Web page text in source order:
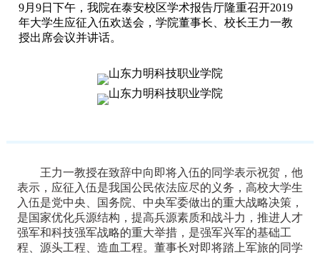
9月9日下午，我院在泰安校区学术报告厅隆重召开2019
年大学生应征入伍欢送会，学院董事长、校长王力一教
授出席会议并讲话。
王力一教授在致辞中向即将入伍的同学表示祝贺，他
表示，应征入伍是我国公民依法应尽的义务，高校大学生
入伍是党中央、国务院、中央军委做出的重大战略决策，
是国家优化兵源结构，提高兵源素质和战斗力，推进人才
强军和科技强军战略的重大举措，是强军兴军的基础工
程、源头工程、造血工程。董事长对即将踏上军旅的同学